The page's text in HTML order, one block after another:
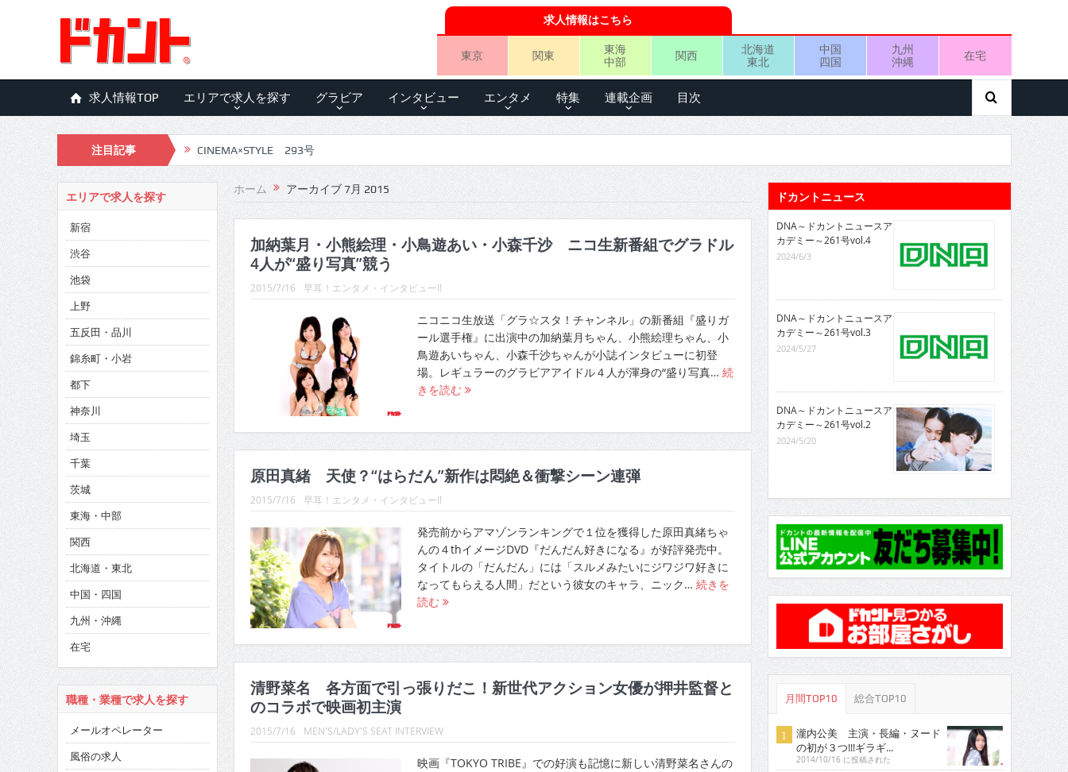
求人情報はこちら
東京 関東
東海
中部
関西
北海道
東北
中国
四国
九州
沖縄
在宅
求人情報TOP エリアで求人を探す グラビア インタビュー エンタメ 特集 連載企画 目次
注目記事 CINEMA×STYLE 293号
CINEMA×STYLE 292号
CINEMA×STYLE 291号
CINEMA×STYLE 290号
CINEMA×STYLE 289号
CINEMA×STYLE 288号
CINEMA×STYLE 287号
CINEMA×STYLE 286号
CINEMA×STYLE 285号
CINEMA×STYLE 294号
ホーム アーカイブ 7月 2015
加納葉月・小熊絵理・小鳥遊あい・小森千沙 ニコ生新番組でグラドル
4人が“盛り写真”競う
2015/7/16 早耳！エンタメ・インタビュー!!
ニコニコ生放送「グラ☆スタ！チャンネル」の新番組『盛りガ
ール選手権』に出演中の加納葉月ちゃん、小熊絵理ちゃん、小
鳥遊あいちゃん、小森千沙ちゃんが小誌インタビューに初登
場。レギュラーのグラビアアイドル４人が渾身の“盛り写真… 続
きを読む
原田真緒 天使？“はらだん”新作は悶絶＆衝撃シーン連弾
2015/7/16 早耳！エンタメ・インタビュー!!
発売前からアマゾンランキングで１位を獲得した原田真緒ちゃ
んの４thイメージDVD『だんだん好きになる』が好評発売中。
タイトルの「だんだん」には「スルメみたいにジワジワ好きに
なってもらえる人間」だという彼女のキャラ、ニック… 続きを
読む
清野菜名 各方面で引っ張りだこ！新世代アクション女優が押井監督と
のコラボで映画初主演
2015/7/16 MEN'S/LADY'S SEAT INTERVIEW
映画『TOKYO TRIBE』での好演も記憶に新しい清野菜名さんの
エリアで求人を探す
新宿
渋谷
池袋
上野
五反田・品川
錦糸町・小岩
都下
神奈川
埼玉
千葉
茨城
東海・中部
関西
北海道・東北
中国・四国
九州・沖縄
在宅
職種・業種で求人を探す
メールオペレーター
風俗の求人
ドカントニュース
DNA～ドカントニュースア
カデミー～261号vol.4
2024/6/3
DNA～ドカントニュースア
カデミー～261号vol.3
2024/5/27
DNA～ドカントニュースア
カデミー～261号vol.2
2024/5/20
月間TOP10 総合TOP10
瀧内公美 主演・長編・ヌード
の初が３つ!!!ギラギ...
2014/10/16 に投稿された